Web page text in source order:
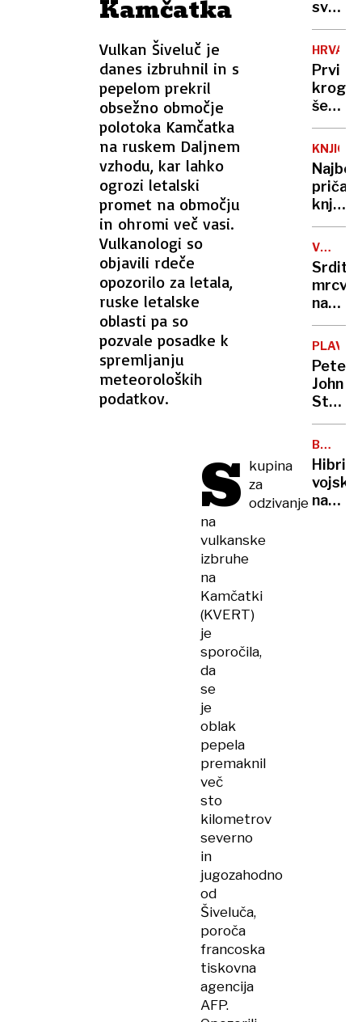
Kamčatka
Vulkan Šiveluč je
danes izbruhnil in s
pepelom prekril
obsežno območje
polotoka Kamčatka
na ruskem Daljnem
vzhodu, kar lahko
ogrozi letalski
promet na območju
in ohromi več vasi.
Vulkanologi so
objavili rdeče
opozorilo za letala,
ruske letalske
oblasti pa so
pozvale posadke k
spremljanju
meteoroloških
podatkov.
S kupina
za
odzivanje
na
vulkanske
izbruhe
na
Kamčatki
(KVERT)
je
sporočila,
da
se
je
oblak
pepela
premaknil
več
sto
kilometrov
severno
in
jugozahodno
od
Šiveluča,
poroča
francoska
tiskovna
agencija
AFP.
svari
pred
Prvi
krog
še
ne
bo
KNJIGE
Najbolj
knjižni
naslovi
v
2025
VOJNA
V
Srdito
na
fronti
pred
Peter
John
Ob
PZS
ne
gre
MORJE
na